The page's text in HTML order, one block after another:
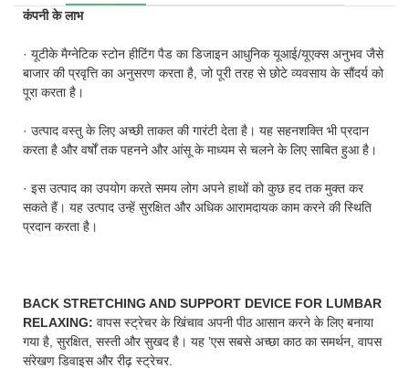
कंपनी के लाभ
· यूटीके मैग्नेटिक स्टोन हीटिंग पैड का डिजाइन आधुनिक यूआई/यूएक्स अनुभव जैसे
बाजार की प्रवृत्ति का अनुसरण करता है, जो पूरी तरह से छोटे व्यवसाय के सौंदर्य को
पूरा करता है।
· उत्पाद वस्तु के लिए अच्छी ताकत की गारंटी देता है। यह सहनशक्ति भी प्रदान
करता है और वर्षों तक पहनने और आंसू के माध्यम से चलने के लिए साबित हुआ है।
· इस उत्पाद का उपयोग करते समय लोग अपने हाथों को कुछ हद तक मुक्त कर
सकते हैं। यह उत्पाद उन्हें सुरक्षित और अधिक आरामदायक काम करने की स्थिति
प्रदान करता है।
BACK STRETCHING AND SUPPORT DEVICE FOR LUMBAR
RELAXING: वापस स्ट्रेचर के खिंचाव अपनी पीठ आसान करने के लिए बनाया
गया है, सुरक्षित, सस्ती और सुखद है। यह ’एस सबसे अच्छा काठ का समर्थन, वापस
संरेखण डिवाइस और रीढ़ स्ट्रेचर.